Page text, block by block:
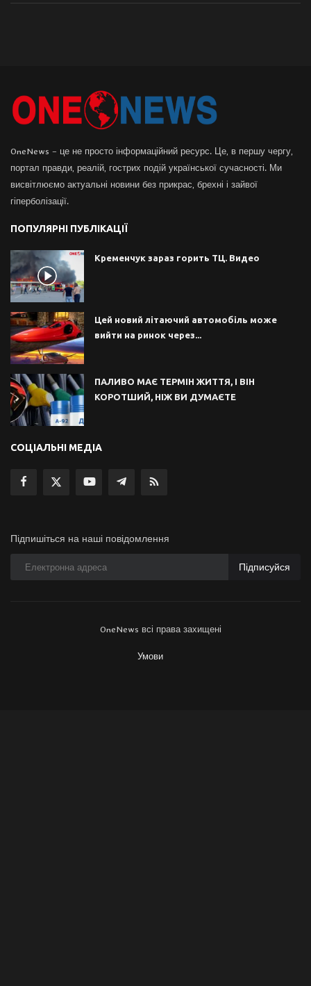
OneNews – це не просто інформаційний ресурс. Це, в першу чергу,
портал правди, реалій, гострих подій української сучасності. Ми
висвітлюємо актуальні новини без прикрас, брехні і зайвої
гіперболізації.
ПОПУЛЯРНІ ПУБЛІКАЦІЇ
Кременчук зараз горить ТЦ. Видео
Цей новий літаючий автомобіль може
вийти на ринок через...
ПАЛИВО МАЄ ТЕРМІН ЖИТТЯ, І ВІН
КОРОТШИЙ, НІЖ ВИ ДУМАЄТЕ
СОЦІАЛЬНІ МЕДІА
Підпишіться на наші повідомлення
Підписуйся
OneNews всі права захищені
Умови